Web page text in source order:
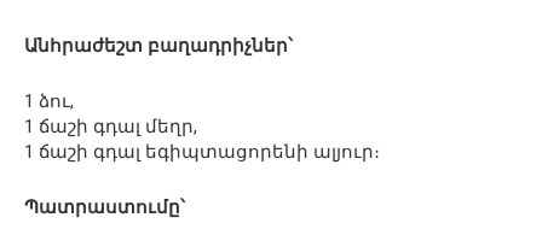
Անհրաժեշտ բաղադրիչներ՝
1 ձու,
1 ճաշի գդալ մեղր,
1 ճաշի գդալ եգիպտացորենի ալյուր։
Պատրաստումը՝